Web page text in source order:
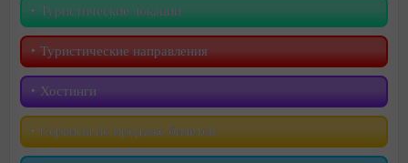
‣︎ Туристические локации
‣︎ Туристические направления
‣︎ Хостинги
‣︎ Сервисы по продаже билетов